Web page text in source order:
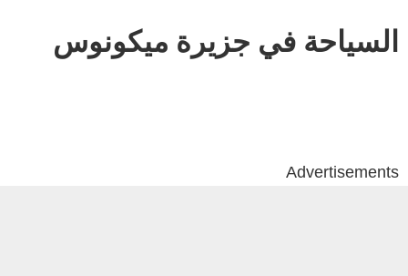
السياحة في جزيرة ميكونوس
Advertisements